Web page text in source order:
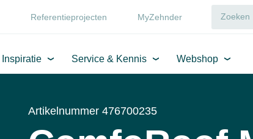
Referentieprojecten MyZehnder
Inspiratie Service & Kennis Webshop
Artikelnummer 476700235